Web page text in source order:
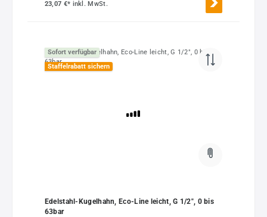
23,07 €* inkl. MwSt.
Sofort verfügbar
Staffelrabatt sichern
Edelstahl-Kugelhahn, Eco-Line leicht, G 1/2", 0 bis
63bar